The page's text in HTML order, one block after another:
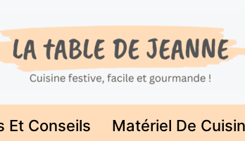
Et Conseils Matériel De